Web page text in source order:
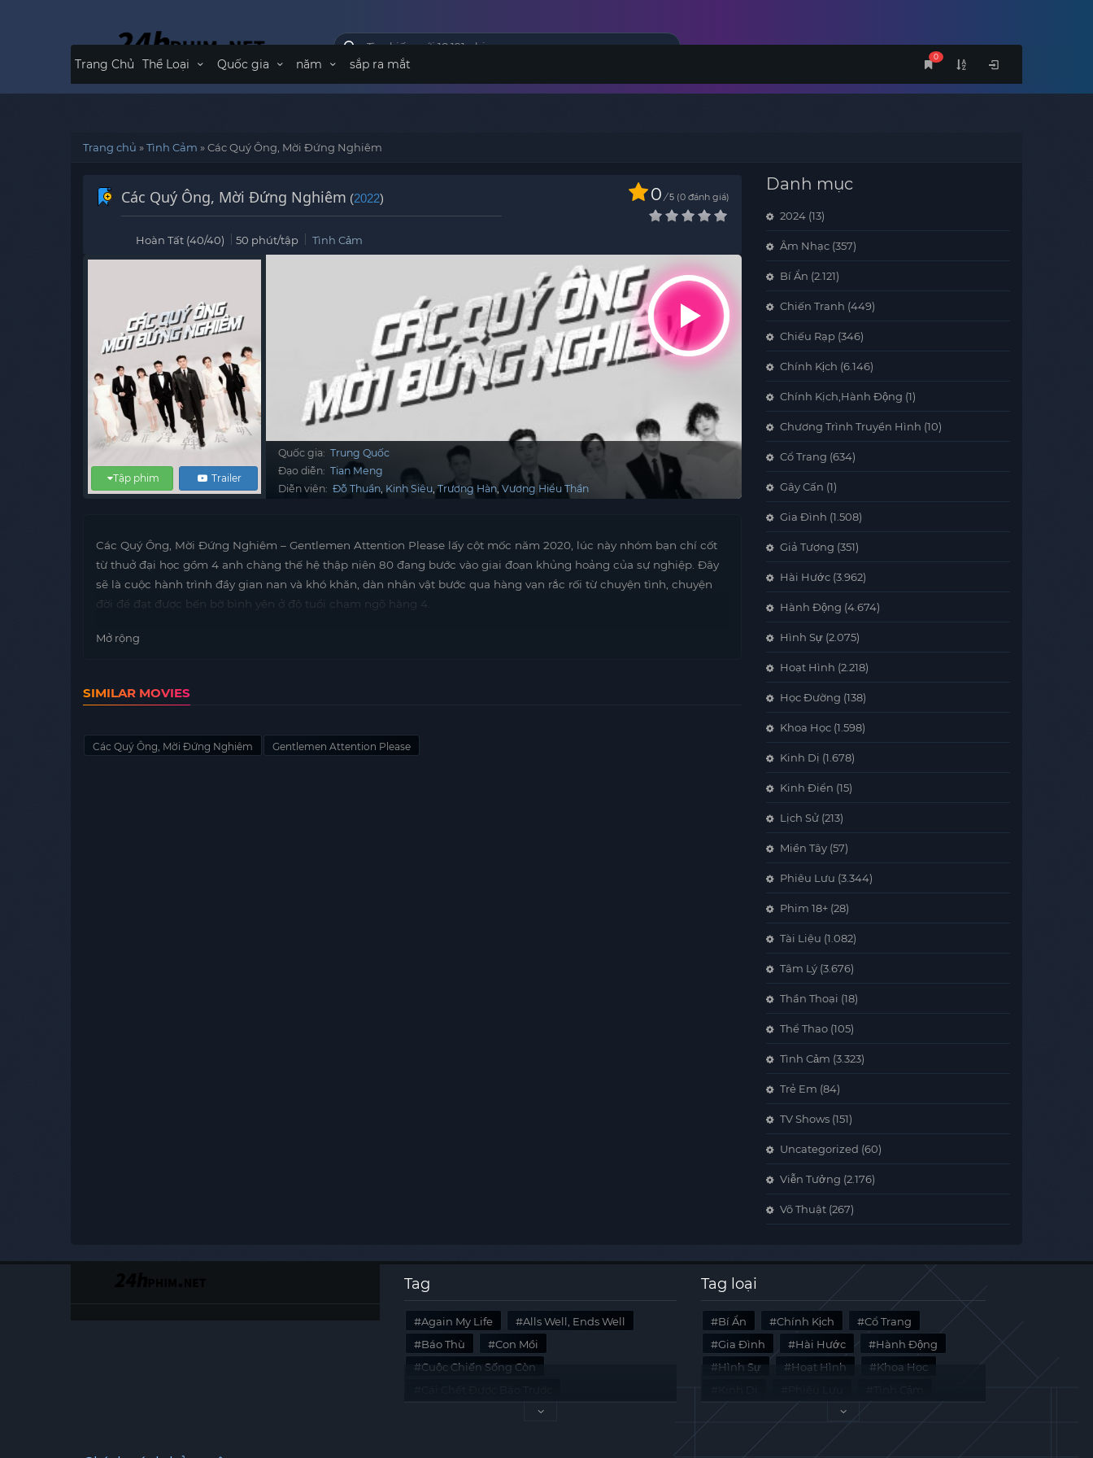
0
Trang Chủ Thể Loại Quốc gia năm sắp ra mắt
Trang chủ »Tình Cảm »Các Quý Ông, Mời Đứng Nghiêm
Các Quý Ông, Mời Đứng Nghiêm (2022) 0 / 5 0 đánh giá
Hoàn Tất (40/40) 50 phút/tập Tình Cảm
Trailer
Tập phim
Quốc gia: Trung Quốc
Đạo diễn: Tian Meng
Diễn viên: Đỗ Thuần Kinh Siêu Trương Hàn Vương Hiểu Thần
Các Quý Ông, Mời Đứng Nghiêm – Gentlemen Attention Please lấy cột mốc năm 2020, lúc này nhóm bạn chí cốt
từ thuở đại học gồm 4 anh chàng thế hệ thập niên 80 đang bước vào giai đoạn khủng hoảng của sự nghiệp. Đây
sẽ là cuộc hành trình đầy gian nan và khó khăn, dàn nhân vật bước qua hàng vạn rắc rối từ chuyện tình, chuyện
đời để đạt được bến bờ bình yên ở độ tuổi chạm ngõ hàng 4.
Mở rộng
SIMILAR MOVIES
Các Quý Ông, Mời Đứng Nghiêm Gentlemen Attention Please
Danh mục
2024 (13)
Âm Nhạc (357)
Bí Ẩn (2.121)
Chiến Tranh (449)
Chiếu Rạp (346)
Chính Kịch (6.146)
Chính Kịch,Hành Động (1)
Chương Trình Truyền Hình (10)
Cổ Trang (634)
Gây Cấn (1)
Gia Đình (1.508)
Giả Tượng (351)
Hài Hước (3.962)
Hành Động (4.674)
Hình Sự (2.075)
Hoạt Hình (2.218)
Học Đường (138)
Khoa Học (1.598)
Kinh Dị (1.678)
Kinh Điển (15)
Lịch Sử (213)
Miền Tây (57)
Phiêu Lưu (3.344)
Phim 18+ (28)
Tài Liệu (1.082)
Tâm Lý (3.676)
Thần Thoại (18)
Thể Thao (105)
Tình Cảm (3.323)
Trẻ Em (84)
TV Shows (151)
Uncategorized (60)
Viễn Tưởng (2.176)
Võ Thuật (267)
Tag
Again My Life
Alls Well, Ends Well
Báo Thù
Con Mồi
Cuộc Chiến Sống Còn
Last Summer
Tag loại
Bí Ẩn Chính Kịch
Cổ Trang
Gia Đình
Hài Hước
Hành Động
Hình Sự
Hoạt Hình
Khoa Học
Tài Liệu
Tâm Lý Viễn Tưởng